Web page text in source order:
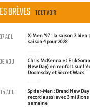
BRÈVES TOUT VOIR
X-Men '97 : la saison 3 bien
saison 4 pour 2028
07 AOU
Chris McKenna et Erik
New Day) en renfort sur
Doomsday et Secret Wars
06 AOU
Spider-Man : Brand New
record aussi avec 3
semaine
05 AOU